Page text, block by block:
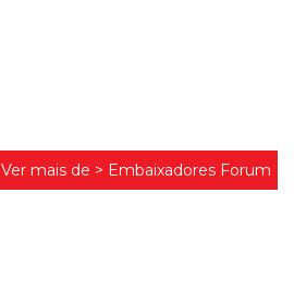
Ver mais de > Embaixadores Forum